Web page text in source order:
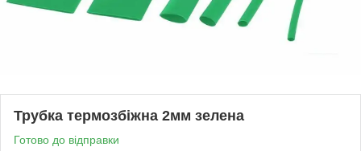
Трубка термозбіжна 2мм зелена
Готово до відправки